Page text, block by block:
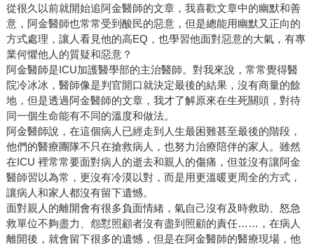
從很久以前就開始追阿金醫師的文章，我喜歡文章中的幽默和善
意，阿金醫師也常常受到酸民的惡意，但是總能用幽默又正向的
方式處理，讓人看見他的高EQ，也學習他面對惡意的大氣，有專
業何懼他人的質疑和惡意？
阿金醫師是ICU加護醫學部的主治醫師。對我來說，常常覺得醫
院冷冰冰，醫師像是判官開口就決定最後的結果，沒有商量的餘
地，但是透過阿金醫師的文章，我才了解原來在生死關頭，對待
同一個生命能有不同的溫度和做法。
阿金醫師說，在這個病人已經走到人生最困難甚至最後的階段，
他們的醫療團隊不只在搶救病人，也努力治療陪伴的家人。雖然
在ICU 裡常常要面對病人的逝去和親人的傷痛，但並沒有讓阿金
醫師習以為常，更沒有冷漠以對，而是用更溫暖更周全的方式，
讓病人和家人都沒有留下遺憾。
面對親人的離開會有很多負面情緒，氣自己沒有及時救助、怒急
救單位不夠盡力、怨懟照顧者沒有盡到照顧的責任……，在病人
離開後，就會留下很多的遺憾，但是在阿金醫師的醫療現場，他